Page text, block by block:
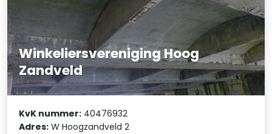
Winkeliersvereniging Hoog
Zandveld
KvK nummer: 40476932
Adres: W Hoogzandveld 2